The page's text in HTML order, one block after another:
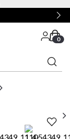
0